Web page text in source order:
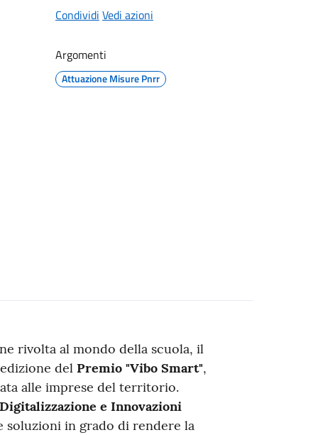
Condividi Vedi azioni
Argomenti
Attuazione Misure Pnrr
rivolta al mondo della scuola, il
del Premio "Vibo Smart",
alle imprese del territorio.
e Innovazioni
soluzioni in grado di rendere la